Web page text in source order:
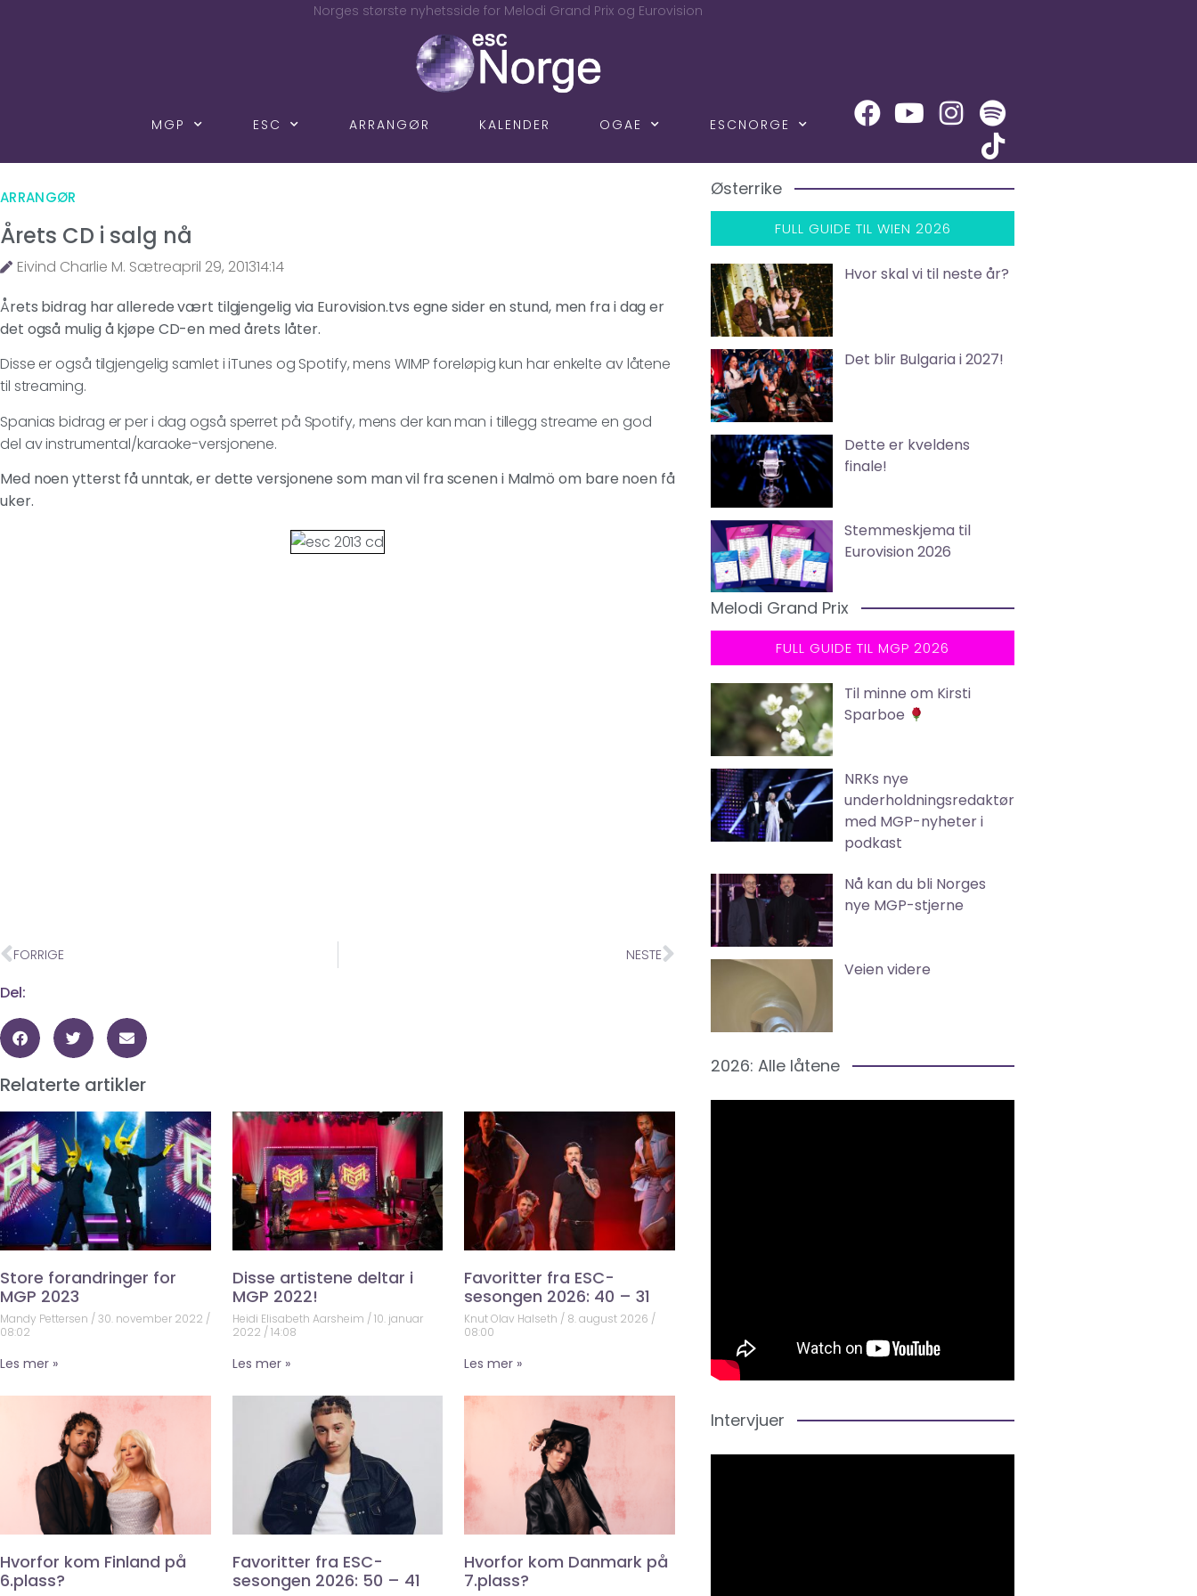
Norges største nyhetsside for Melodi Grand Prix og Eurovision
MGP ESC ARRANGØR KALENDER OGAE ESCNORGE
ARRANGØR
Årets CD i salg nå
Eivind Charlie M. Sætreapril 29, 201314:14
Årets bidrag har allerede vært tilgjengelig via Eurovision.tvs egne sider en stund, men fra i dag er
det også mulig å kjøpe CD-en med årets låter.
Disse er også tilgjengelig samlet i iTunes og Spotify, mens WIMP foreløpig kun har enkelte av låtene
til streaming.
Spanias bidrag er per i dag også sperret på Spotify, mens der kan man i tillegg streame en god
del av instrumental/karaoke-versjonene.
Med noen ytterst få unntak, er dette versjonene som man vil fra scenen i Malmö om bare noen få
uker.
FORRIGE NESTE
Del:
Relaterte artikler
Store forandringer for
MGP 2023
Mandy Pettersen
30. november 2022
08:02
Les mer »
Disse artistene deltar i
MGP 2022!
Heidi Elisabeth Aarsheim 10. januar
2022 14:08
Les mer »
Favoritter fra ESC-
sesongen 2026: 40 – 31
Knut Olav Halseth
8. august 2026
08:00
Les mer »
Hvorfor kom Finland på
6.plass?
Favoritter fra ESC-
sesongen 2026: 50 – 41
Hvorfor kom Danmark på
7.plass?
Østerrike
FULL GUIDE TIL WIEN 2026
Hvor skal vi til neste år?
Det blir Bulgaria i 2027!
Dette er kveldens
finale!
Stemmeskjema til
Eurovision 2026
Melodi Grand Prix
FULL GUIDE TIL MGP 2026
Til minne om Kirsti
Sparboe
NRKs nye
underholdningsredaktør
med MGP-nyheter i
podkast
Nå kan du bli Norges
nye MGP-stjerne
Veien videre
2026: Alle låtene
Intervjuer